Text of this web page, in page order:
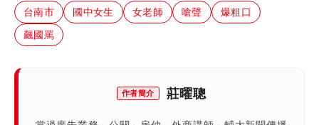
台南市 國中女生 女老師 嗆聲
爆粗口
飆國罵
作者簡介 莊曜聰